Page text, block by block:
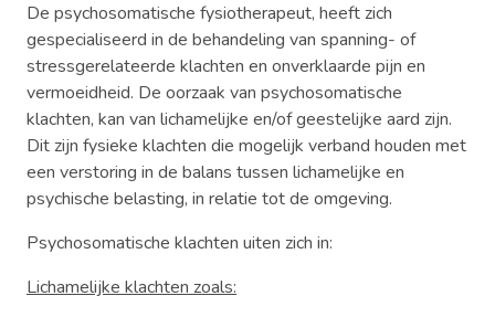
De psychosomatische fysiotherapeut, heeft zich
gespecialiseerd in de behandeling van spanning- of
stressgerelateerde klachten en onverklaarde pijn en
vermoeidheid. De oorzaak van psychosomatische
klachten, kan van lichamelijke en/of geestelijke aard zijn.
Dit zijn fysieke klachten die mogelijk verband houden met
een verstoring in de balans tussen lichamelijke en
psychische belasting, in relatie tot de omgeving.
Psychosomatische klachten uiten zich in:
Lichamelijke klachten zoals: